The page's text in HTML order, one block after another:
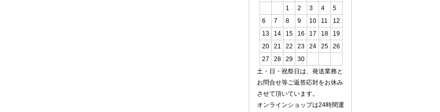
1
2 3 4
5
6
7 8 9 10 11
12
13
14 15 16 17 18
19
20
21 22 23 24 25
26
27
28 29
30
土・日・祝祭日は、発送業務と
お問合せ等ご返答応対をお休み
させて頂いています。
オンラインショップは24時間運